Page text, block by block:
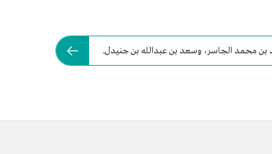
بن محمد الجاسر، وسعد بن عبدالله بن جنيدل.